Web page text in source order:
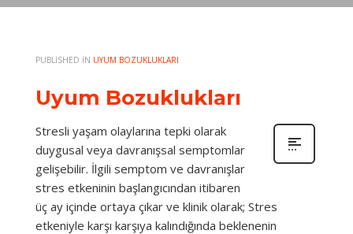
PUBLISHED IN UYUM BOZUKLUKLARI
Uyum Bozuklukları
Stresli yaşam olaylarına tepki olarak
duygusal veya davranışsal semptomlar
gelişebilir. İlgili semptom ve davranışlar
stres etkeninin başlangıcından itibaren
üç ay içinde ortaya çıkar ve klinik olarak; Stres
etkeniyle karşı karşıya kalındığında beklenenin